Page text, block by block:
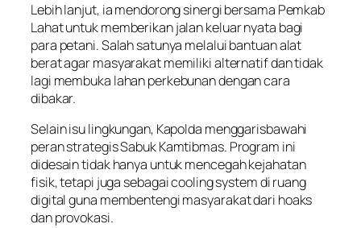
Lebih lanjut, ia mendorong sinergi bersama Pemkab
Lahat untuk memberikan jalan keluar nyata bagi
para petani. Salah satunya melalui bantuan alat
berat agar masyarakat memiliki alternatif dan tidak
lagi membuka lahan perkebunan dengan cara
dibakar.
Selain isu lingkungan, Kapolda menggarisbawahi
peran strategis Sabuk Kamtibmas. Program ini
didesain tidak hanya untuk mencegah kejahatan
fisik, tetapi juga sebagai cooling system di ruang
digital guna membentengi masyarakat dari hoaks
dan provokasi.